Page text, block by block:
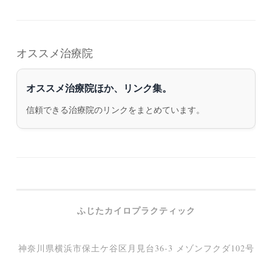
オススメ治療院
オススメ治療院ほか、リンク集。
信頼できる治療院のリンクをまとめています。
ふじたカイロプラクティック
神奈川県横浜市保土ケ谷区月見台36-3 メゾンフクダ102号